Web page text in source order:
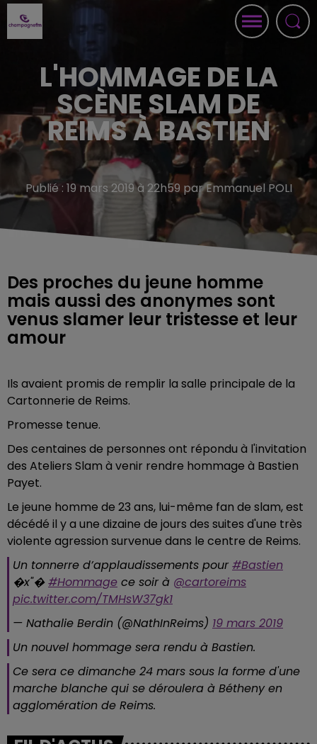
L'HOMMAGE DE LA
SCÈNE SLAM DE
REIMS À BASTIEN
Publié : 19 mars 2019 à 22h59 par Emmanuel POLI
Des proches du jeune homme
mais aussi des anonymes sont
venus slamer leur tristesse et leur
amour
Ils avaient promis de remplir la salle principale de la
Cartonnerie de Reims.
Promesse tenue.
Des centaines de personnes ont répondu à l'invitation
des Ateliers Slam à venir rendre hommage à Bastien
Payet.
Le jeune homme de 23 ans, lui-même fan de slam, est
décédé il y a une dizaine de jours des suites d'une très
violente agression survenue dans le centre de Reims.
Un tonnerre d’applaudissements pour #Bastien
�x"�#Hommage ce soir à @cartoreims
pic.twitter.com/TMHsW37gk1
— Nathalie Berdin (@NathInReims) 19 mars 2019
Un nouvel hommage sera rendu à Bastien.
Ce sera ce dimanche 24 mars sous la forme d'une
marche blanche qui se déroulera à Bétheny en
agglomération de Reims.